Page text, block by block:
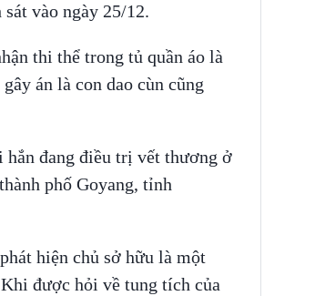
vào ngày 25/12.
thi thể trong tủ quần áo là
án là con dao cùn cũng
hắn đang điều trị vết thương ở
phố Goyang, tỉnh
hiện chủ sở hữu là một
được hỏi về tung tích của